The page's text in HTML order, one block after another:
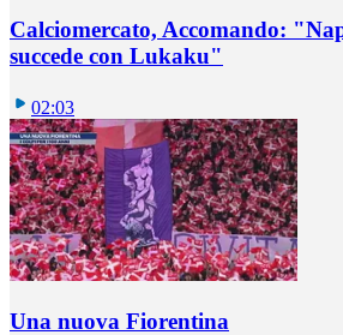
Calciomercato, Accomando:
succede con Lukaku"
02:03
Una nuova Fiorentina